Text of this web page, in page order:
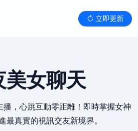
立即更新
美女聊天
，心跳互動零距離！即時掌握女神
最真實的視訊交友新境界。